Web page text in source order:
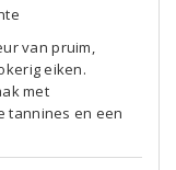
van pruim,
eiken.
met
tannines en een